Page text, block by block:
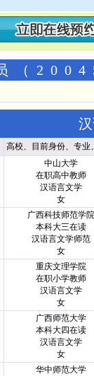
（
高校、目前身份、专业
中山大学
在职高中教师
汉语言文学
女
广西科技师范学院
本科大三在读
汉语言文学师范
女
重庆文理学院
在职小学教师
汉语言文学
女
广西师范大学
本科大四在读
汉语言文学
女
华中师范大学